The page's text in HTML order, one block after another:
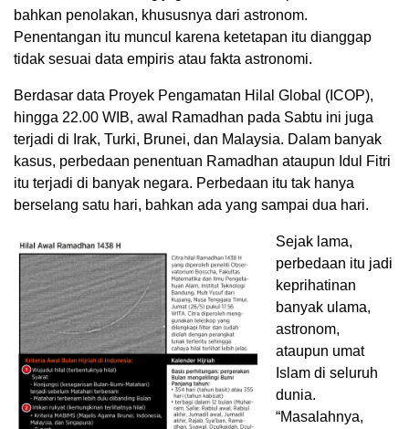
bahkan penolakan, khususnya dari astronom.
Penentangan itu muncul karena ketetapan itu dianggap
tidak sesuai data empiris atau fakta astronomi.
Berdasar data Proyek Pengamatan Hilal Global (ICOP),
hingga 22.00 WIB, awal Ramadhan pada Sabtu ini juga
terjadi di Irak, Turki, Brunei, dan Malaysia. Dalam banyak
kasus, perbedaan penentuan Ramadhan ataupun Idul Fitri
itu terjadi di banyak negara. Perbedaan itu tak hanya
berselang satu hari, bahkan ada yang sampai dua hari.
Sejak lama,
perbedaan itu jadi
keprihatinan
banyak ulama,
astronom,
ataupun umat
Islam di seluruh
dunia.
“Masalahnya,